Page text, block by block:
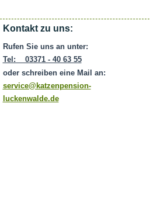
Kontakt zu uns:
Rufen Sie uns an unter:
Tel: 03371 - 40 63 55
oder schreiben eine Mail an:
service@katzenpension-
luckenwalde.de